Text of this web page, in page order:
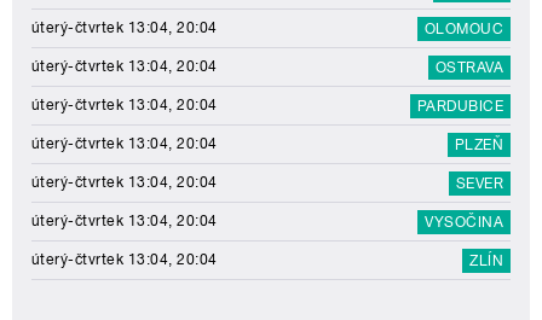
úterý-čtvrtek 13:04, 20:04 OLOMOUC
úterý-čtvrtek 13:04, 20:04 OSTRAVA
úterý-čtvrtek 13:04, 20:04 PARDUBICE
úterý-čtvrtek 13:04, 20:04 PLZEŇ
úterý-čtvrtek 13:04, 20:04 SEVER
úterý-čtvrtek 13:04, 20:04 VYSOČINA
úterý-čtvrtek 13:04, 20:04 ZLÍN